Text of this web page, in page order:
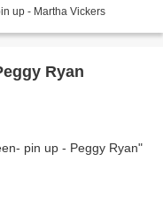
up - Martha Vickers
pin up - Peggy Ryan